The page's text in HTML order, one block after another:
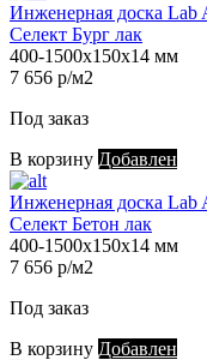
Инженерная доска Lab
Селект Бург лак
400-1500х150х14 мм
7 656 р/м2
Под заказ
В корзину Добавлен
Инженерная доска Lab
Селект Бетон лак
400-1500х150х14 мм
7 656 р/м2
Под заказ
В корзину Добавлен